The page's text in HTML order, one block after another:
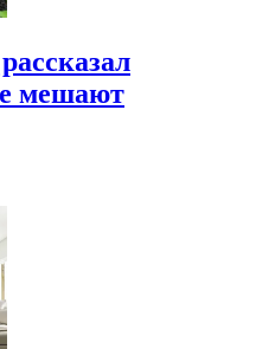
мешают